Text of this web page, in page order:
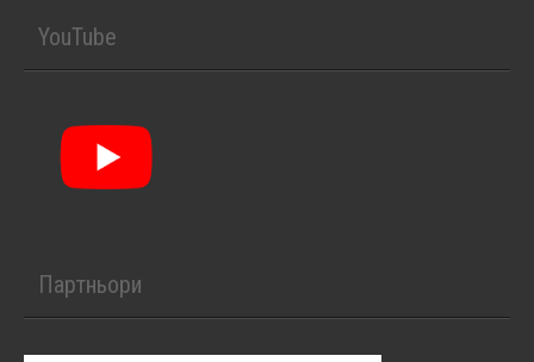
YouTube
Партньори